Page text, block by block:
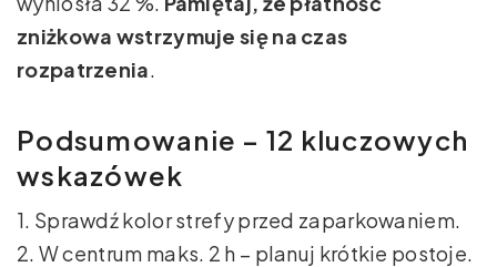
zniżkowa wstrzymuje się na czas
rozpatrzenia
Podsumowanie – 12 kluczowych
wskazówek
1. Sprawdź kolor strefy przed zaparkowaniem.
2. W centrum maks. 2 h – planuj krótkie postoje.